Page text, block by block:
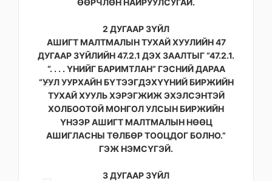
ӨӨРЧЛӨН НАЙРУУЛСУГАЙ.
2 ДУГААР ЗҮЙЛ
АШИГТ МАЛТМАЛЫН ТУХАЙ ХУУЛИЙН 47
ДУГААР ЗҮЙЛИЙН 47.2.1 ДЭХ ЗААЛТЫГ “47.2.1.
“. . . . ҮНИЙГ БАРИМТЛАН” ГЭСНИЙ ДАРАА
“УУЛ УУРХАЙН БҮТЭЭГДЭХҮҮНИЙ БИРЖИЙН
ТУХАЙ ХУУЛЬ ХЭРЭГЖИЖ ЭХЭЛСЭНТЭЙ
ХОЛБООТОЙ МОНГОЛ УЛСЫН БИРЖИЙН
ҮНЭЭР АШИГТ МАЛТМАЛЫН НӨӨЦ
АШИГЛАСНЫ ТӨЛБӨР ТООЦДОГ БОЛНО.”
ГЭЖ НЭМСҮГЭЙ.
3 ДУГААР ЗҮЙЛ